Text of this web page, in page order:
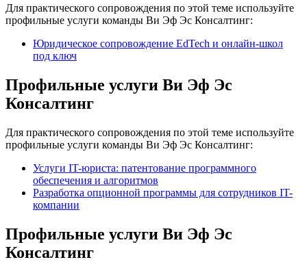
Для практического сопровождения по этой теме используйте
профильные услуги команды Ви Эф Эс Консалтинг:
Юридическое сопровождение EdTech и онлайн-школ
под ключ
Профильные услуги Ви Эф Эс
Консалтинг
Для практического сопровождения по этой теме используйте
профильные услуги команды Ви Эф Эс Консалтинг:
Услуги IT-юриста: патентование программного
обеспечения и алгоритмов
Разработка опционной программы для сотрудников IT-
компании
Профильные услуги Ви Эф Эс
Консалтинг